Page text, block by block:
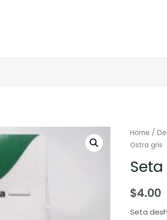
Home /
Ostra gris
$4.00
Seta